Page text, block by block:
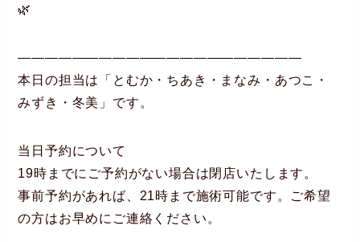
🌿
―――――――――――――――――――――
本日の担当は「とむか・ちあき・まなみ・あつこ・
みずき・冬美」です。
当日予約について
19時までにご予約がない場合は閉店いたします。
事前予約があれば、21時まで施術可能です。ご希望
の方はお早めにご連絡ください。